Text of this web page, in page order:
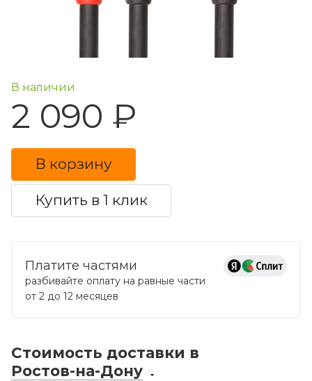
В наличии
2 090 ₽
В корзину
Купить в 1 клик
Платите частями
разбивайте оплату на равные части
от 2 до 12 месяцев
Стоимость доставки в
Ростов-на-Дону